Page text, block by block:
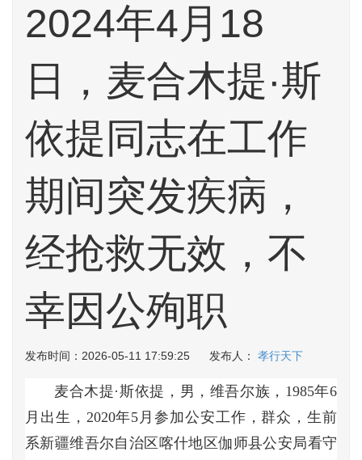
2024年4月18
日，麦合木提·斯
依提同志在工作
期间突发疾病，
经抢救无效，不
幸因公殉职
发布时间：2026-05-11 17:59:25 发布人： 孝行天下
麦合木提·斯依提，男，维吾尔族，1985年6
月出生，2020年5月参加公安工作，群众，生前
系新疆维吾尔自治区喀什地区伽师县公安局看守